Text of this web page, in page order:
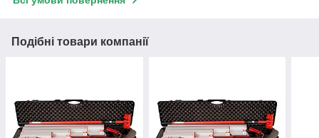
Подібні товари компанії